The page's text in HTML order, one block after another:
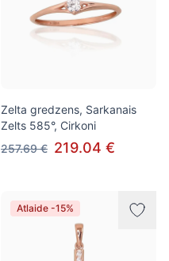
Zelta gredzens, Sarkanais
Zelts 585°, Cirkoni
257.69 € 219.04 €
Atlaide -15%